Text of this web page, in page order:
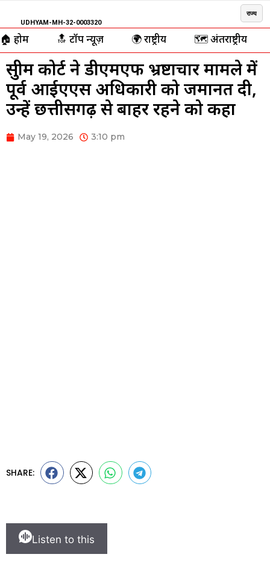
UDHYAM-MH-32-0003320
राज्य
🏠 होम 🔝 टॉप न्यूज़ 🌍 राष्ट्रीय 🗺️ अंतर्राष्ट्रीय
सुप्रीम कोर्ट ने डीएमएफ भ्रष्टाचार मामले में
पूर्व आईएएस अधिकारी को जमानत दी,
उन्हें छत्तीसगढ़ से बाहर रहने को कहा
May 19, 2026 3:10 pm
SHARE:
Listen to this